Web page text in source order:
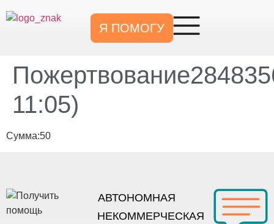
Я ПОМОГУ
11:05)
Сумма:50
АВТОНОМНАЯ
НЕКОММЕРЧЕСКАЯ